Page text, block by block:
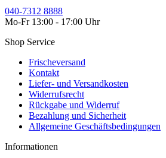
040-7312 8888
Mo-Fr 13:00 - 17:00 Uhr
Shop Service
Frischeversand
Kontakt
Liefer- und Versandkosten
Widerrufsrecht
Rückgabe und Widerruf
Bezahlung und Sicherheit
Allgemeine Geschäftsbedingungen
Informationen